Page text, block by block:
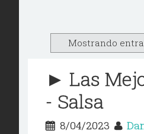
Mostrando
► Las
- Salsa
8/04/2023